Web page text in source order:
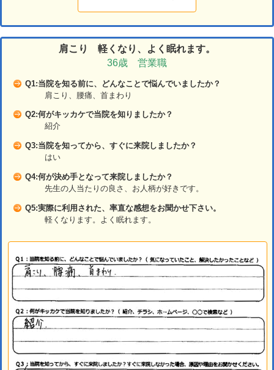
肩こり 軽くなり、よく眠れます。
36歳 営業職
Q1:当院を知る前に、どんなことで悩んでいましたか？
肩こり、腰痛、首まわり
Q2:何がキッカケで当院を知りましたか？
紹介
Q3:当院を知ってから、すぐに来院しましたか？
はい
Q4:何が決め手となって来院しましたか？
先生の人当たりの良さ、お人柄が好きです。
Q5:実際に利用された、率直な感想をお聞かせ下さい。
軽くなります。よく眠れます。